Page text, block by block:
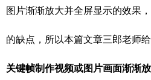
图片渐渐放大并全屏显示的效果
的缺点，所以本篇文章三郎老师
关键帧制作视频或图片画面渐渐